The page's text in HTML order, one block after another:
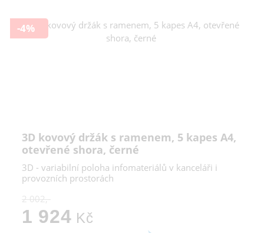
-4%
3D kovový držák s ramenem, 5 kapes A4,
otevřené shora, černé
3D - variabilní poloha infomateriálů v kanceláři i
provozních prostorách
2 002,-
1 924 Kč